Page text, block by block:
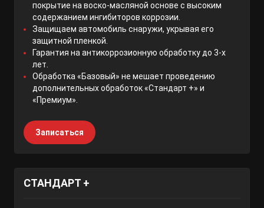
покрытие на воско-масляной основе с высоким
содержанием ингибиторов коррозии.
Защищаем автомобиль снаружи, укрывая его
защитной пленкой.
Гарантия на антикоррозионную обработку до 3-х
лет.
Обработка «Базовый» не мешает проведению
дополнительных обработок «Стандарт +» и
«Премиум».
Записаться
СТАНДАРТ +